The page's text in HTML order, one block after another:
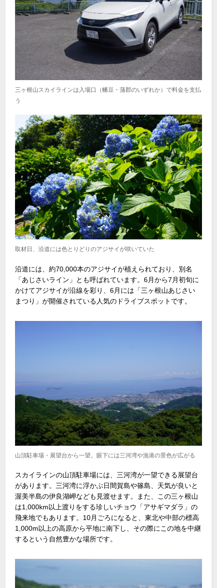
三ヶ根山スカイラインは入場口（幡豆・蒲郡のいずれか）で料金を支払
う
取材日、沿道には色とりどりのアジサイが咲いていた
沿道には、約70,000本のアジサイが植えられており、別名
「あじさいライン」とも呼ばれています。6月から7月初旬に
かけてアジサイが沿線を彩り、6月には「三ヶ根山あじさい
まつり」が開催されている人気のドライブスポットです。
山頂駐車場・展望台から一望。眼下には三河湾や漁港の景色が広がる
スカイラインの山頂駐車場には、三河湾が一望できる展望台
があります。三河湾に浮かぶ日間賀島や篠島、天気が良いと
渥美半島の伊良湖岬なども見渡せます。また、この三ヶ根山
は1,000km以上渡りをする珍しいチョウ「アサギマダラ」の
飛来地でもあります。10月ごろになると、東北や中部の標高
1,000m以上の高原から平地に南下し、その際にこの地を中継
するという自然豊かな場所です。